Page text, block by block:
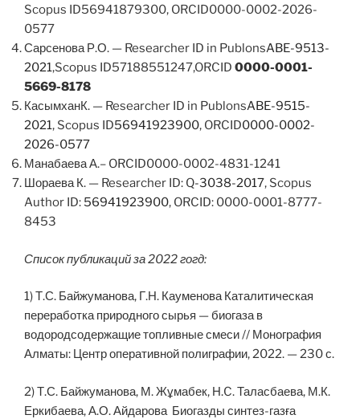
Scopus ID56941879300, ORCID0000-0002-2026-
0577
Сарсенова Р.О. — Researcher ID in PublonsABE-9513-
2021,Scopus ID57188551247,ORCID 0000-0001-
5669-8178
КасымханК. — Researcher ID in PublonsABE-9515-
2021, Scopus ID56941923900, ORCID0000-0002-
2026-0577
Манабаева А.– ORCID0000-0002-4831-1241
Шораева К. — Researcher ID: Q-3038-2017, Scopus
Author ID: 56941923900, ORCID: 0000-0001-8777-
8453
Список публикаций за 2022 гогд:
1) Т.С. Байжуманова, Г.Н. Кауменова Каталитическая
переработка природного сырья — биогаза в
водородсодержащие топливные смеси // Монография
Алматы: Центр оперативной полиграфии, 2022. — 230 с.
2) Т.С. Байжуманова, М. Жұмабек, Н.C. Таласбаева, М.К.
Еркибаева, А.О. Айдарова Биогазды синтез-газға